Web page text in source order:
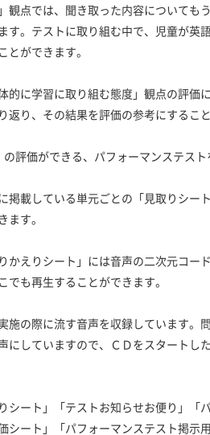
観点では、聞き取った内容についても
す。テストに取り組む中で、児童が英
とができます。
的に学習に取り組む態度」観点の評価
返り、その結果を評価の参考にするこ
評価ができる、パフォーマンステスト
掲載している単元ごとの「見取りシー
ます。
かえりシート」には音声の二次元コー
でも再生することができます。
施の際に流す音声を収録しています。
にしていますので、ＣＤをスタートし
ート」「テストお知らせお便り」「
シート」「パフォーマンステスト掲示